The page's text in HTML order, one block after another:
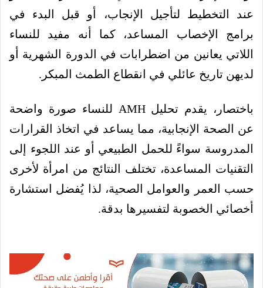
عند التخطيط لتأجيل الإنجاب، أو قبل البدء في
برامج الإخصاب المساعد، كما أنه مفيد للنساء
اللاتي يعانين من اضطرابات في الدورة الشهرية أو
لديهن تاريخ عائلي في انقطاع الطمث المبكر.
باختصار، يقدم تحليل AMH للنساء صورة واضحة
عن الصحة الإنجابية، مما يساعد في اتخاذ القرارات
المدروسة سواءً للحمل الطبيعي أو عند اللجوء إلى
التقنيات المساعدة، تختلف النتائج من امرأة لأخرى
حسب العمر والعوامل الصحية، لذا يُفضل استشارة
أخصائي الخصوبة لتفسيرها بدقة.